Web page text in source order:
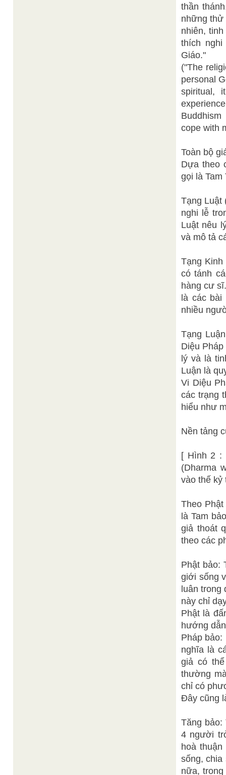
thần
những thử
nhiên,
thích
Giáo."
("The
personal
spiritual,
cope with
Toàn bộ
Dựa theo
gọi là Tam
Tạng Luật
nghi lễ
Luật nêu
và mô tả
Tạng Kinh
có tánh
hàng cư
là các
nhiều
Tạng
Diệu
lý và là
Luận là
Vi Diệu
các trạng
hiểu như
Nền tảng
[ Hình 2 :
(Dharma
vào thế kỷ
Theo
là Tam
giả thoát
theo các
Phật bảo:
giới sống
luân
này chỉ
Phật là
hướng
Pháp
nghĩa là
giả có
thường
chỉ có
Đây cũng
Tăng bảo:
4 người
hoà
sống, chia
nữa,